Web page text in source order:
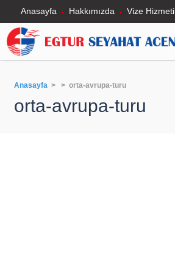
Anasayfa Hakkımızda Vize Hizmeti
Anasayfa > > orta-avrupa-turu
orta-avrupa-turu